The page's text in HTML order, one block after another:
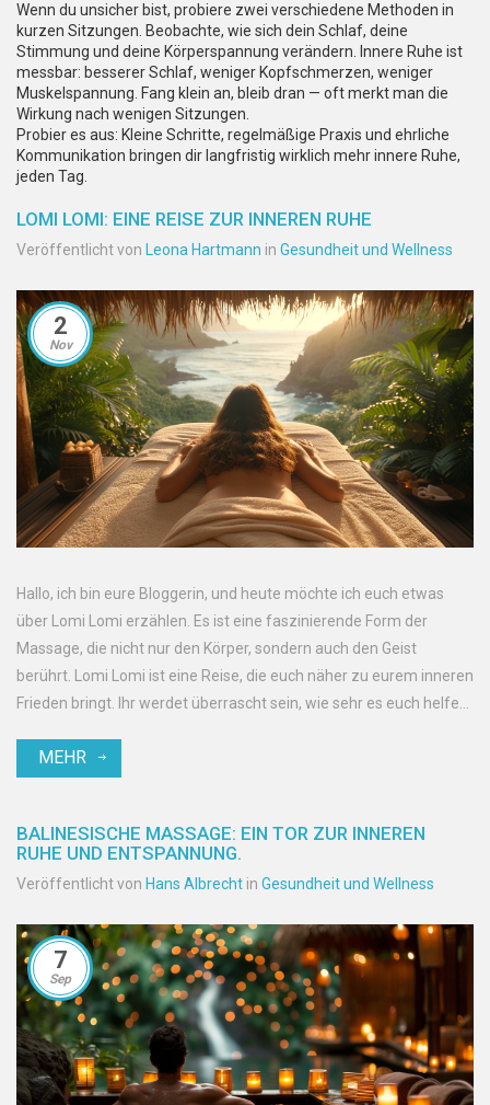
Wenn du unsicher bist, probiere zwei verschiedene Methoden in
kurzen Sitzungen. Beobachte, wie sich dein Schlaf, deine
Stimmung und deine Körperspannung verändern. Innere Ruhe ist
messbar: besserer Schlaf, weniger Kopfschmerzen, weniger
Muskelspannung. Fang klein an, bleib dran — oft merkt man die
Wirkung nach wenigen Sitzungen.
Probier es aus: Kleine Schritte, regelmäßige Praxis und ehrliche
Kommunikation bringen dir langfristig wirklich mehr innere Ruhe,
jeden Tag.
LOMI LOMI: EINE REISE ZUR INNEREN RUHE
Veröffentlicht von Leona Hartmann in Gesundheit und Wellness
2
Nov
Hallo, ich bin eure Bloggerin, und heute möchte ich euch etwas
über Lomi Lomi erzählen. Es ist eine faszinierende Form der
Massage, die nicht nur den Körper, sondern auch den Geist
berührt. Lomi Lomi ist eine Reise, die euch näher zu eurem inneren
Frieden bringt. Ihr werdet überrascht sein, wie sehr es euch helfen
emotionalen Ebene zu erfahren. Tretet ein in die Welt der
MEHR
BALINESISCHE MASSAGE: EIN TOR ZUR INNEREN
RUHE UND ENTSPANNUNG.
Veröffentlicht von Hans Albrecht in Gesundheit und Wellness
7
Sep